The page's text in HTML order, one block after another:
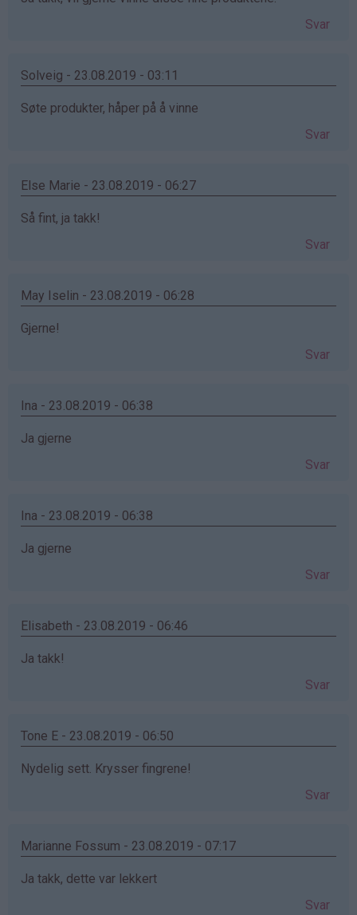
Svar
Solveig - 23.08.2019 - 03:11
Søte produkter, håper på å vinne
Svar
Else Marie - 23.08.2019 - 06:27
Så fint, ja takk!
Svar
May Iselin - 23.08.2019 - 06:28
Gjerne!
Svar
Ina - 23.08.2019 - 06:38
Ja gjerne
Svar
Ina - 23.08.2019 - 06:38
Ja gjerne
Svar
Elisabeth - 23.08.2019 - 06:46
Ja takk!
Svar
Tone E - 23.08.2019 - 06:50
Nydelig sett. Krysser fingrene!
Svar
Marianne Fossum - 23.08.2019 - 07:17
Ja takk, dette var lekkert
Svar